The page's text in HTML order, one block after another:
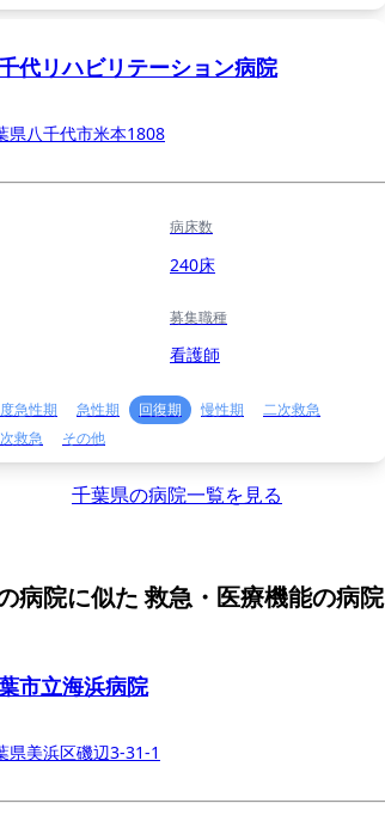
代リハビリテーション病院
県八千代市米本1808
病床数
240床
募集職種
看護師
急性期 急性期 回復期 慢性期
二次救急
救急
その他
千葉県の病院一覧を見る
病院に似た 救急・医療機能の病院
市立海浜病院
県美浜区磯辺3-31-1